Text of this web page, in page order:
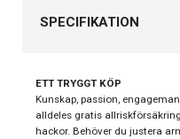
SPECIFIKATION
Kollektion
Stil
ETT TRYGGT KÖP
Kunskap, passion,
alldeles gratis
hackor. Behöver du justera